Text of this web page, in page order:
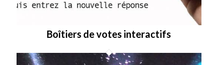
Boîtiers de votes interactifs